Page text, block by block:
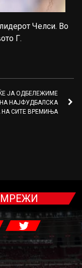
Челси. Во
Г.
ЈА ОДБЕЛЕЖИМЕ
НАЈФУДБАЛСКА
НА СИТЕ ВРЕМИЊА